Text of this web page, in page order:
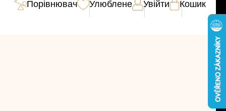
Порівнювач Улюблене Увійти Кошик